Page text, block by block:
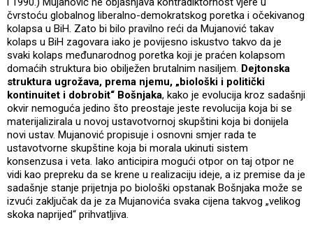
čvrstoću globalnog liberalno-demokratskog poretka i očekivanog
kolapsa u BiH. Zato bi bilo pravilno reći da Mujanović takav
kolaps u BiH zagovara iako je povijesno iskustvo takvo da je
svaki kolaps međunarodnog poretka koji je praćen kolapsom
domaćih struktura bio obilježen brutalnim nasiljem. Dejtonska
struktura ugrožava, prema njemu, „biološki i politički
kontinuitet i dobrobit“ Bošnjaka, kako je evolucija kroz sadašnji
okvir nemoguća jedino što preostaje jeste revolucija koja bi se
materijalizirala u novoj ustavotvornoj skupštini koja bi donijela
novi ustav. Mujanović propisuje i osnovni smjer rada te
ustavotvorne skupštine koja bi morala ukinuti sistem
konsenzusa i veta. Iako anticipira mogući otpor on taj otpor ne
vidi kao prepreku da se krene u realizaciju ideje, a iz premise da je
sadašnje stanje prijetnja po biološki opstanak Bošnjaka može se
izvući zaključak da je za Mujanovića svaka cijena takvog „velikog
skoka naprijed“ prihvatljiva.